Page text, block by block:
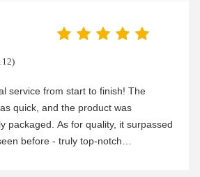
service from start to finish! The
quick, and the product was
packaged. As for quality, it surpassed